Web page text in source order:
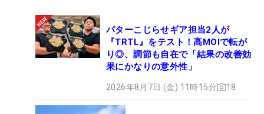
パターこじらせギア担当2人が
『TRTL』をテスト！高MOIで転が
り◎、調節も自在で「結果の改善効
果にかなりの意外性」
2026年8月7日 (金) 11時15分 18